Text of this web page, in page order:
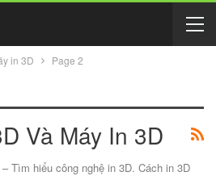
in 3D Page 2
Và Máy In 3D
Tìm hiểu công nghệ in 3D. Cách in 3D